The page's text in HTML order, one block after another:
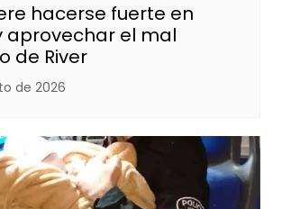
hacerse fuerte en
aprovechar el mal
de River
de 2026